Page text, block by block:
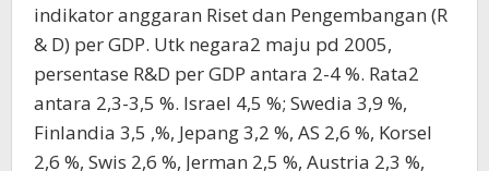
indikator anggaran Riset dan Pengembangan (R
& D) per GDP. Utk negara2 maju pd 2005,
persentase R&D per GDP antara 2-4 %. Rata2
antara 2,3-3,5 %. Israel 4,5 %; Swedia 3,9 %,
Finlandia 3,5 ,%, Jepang 3,2 %, AS 2,6 %, Korsel
2,6 %, Swis 2,6 %, Jerman 2,5 %, Austria 2,3 %,